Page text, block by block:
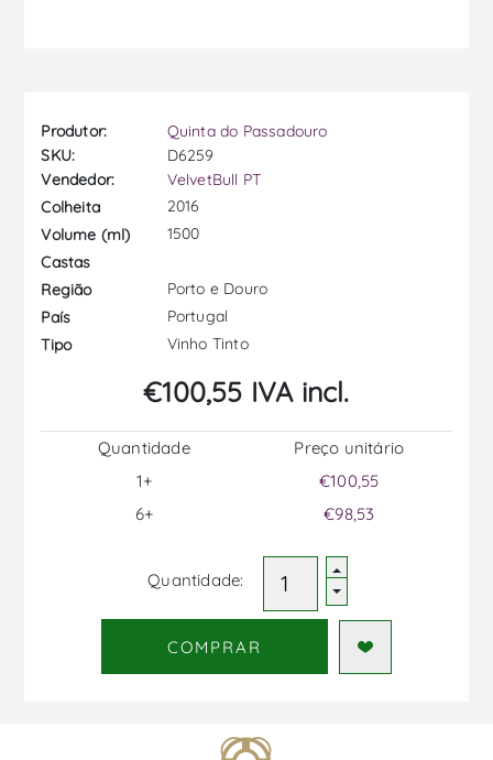
Produtor:
Quinta do Passadouro
SKU:
D6259
Vendedor:
VelvetBull PT
Colheita
2016
Volume (ml)
1500
Castas
Região
Porto e Douro
País
Portugal
Tipo
Vinho Tinto
€100,55 IVA incl.
Quantidade
1+
6+
Preço unitário
€100,55
€98,53
Quantidade:
COMPRAR